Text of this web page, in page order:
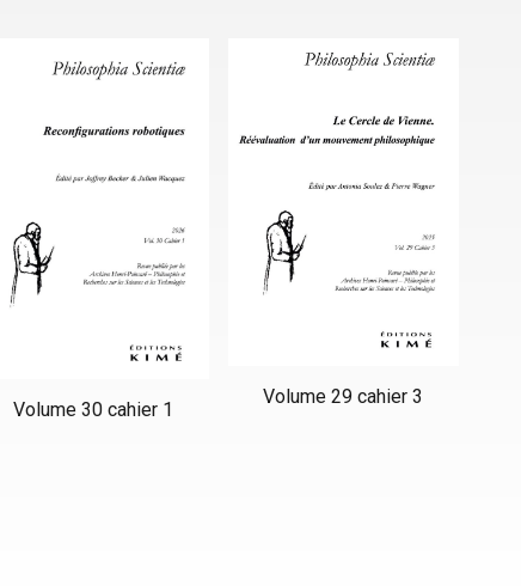
Volume 30 cahier 1
Volume 29 cahier 3